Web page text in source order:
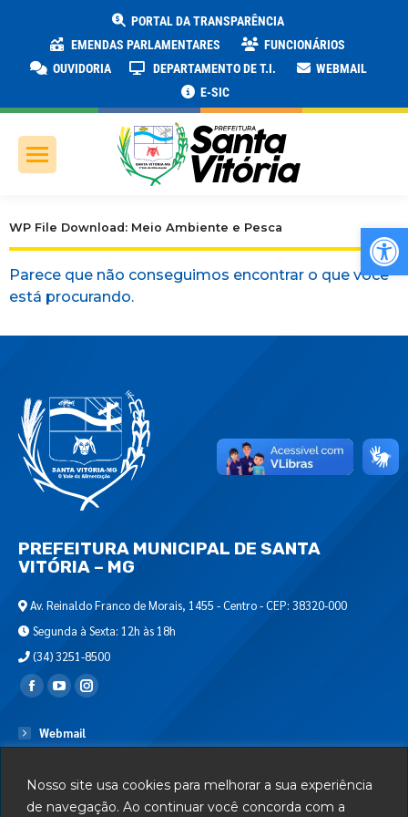
Nosso site usa cookies para melhorar a sua experiência
de navegação. Ao continuar você concorda com a
PORTAL DA TRANSPARÊNCIA
EMENDAS PARLAMENTARES
FUNCIONÁRIOS
OUVIDORIA
DEPARTAMENTO DE T.I.
WEBMAIL
E-SIC
WP File Download: Meio Ambiente e Pesca
Parece que não conseguimos encontrar o que você
está procurando.
PREFEITURA MUNICIPAL DE SANTA
VITÓRIA – MG
Av. Reinaldo Franco de Morais, 1455 - Centro - CEP: 38320-000
Segunda à Sexta: 12h às 18h
(34) 3251-8500
Encontre-nos em:
Webmail
Serviços